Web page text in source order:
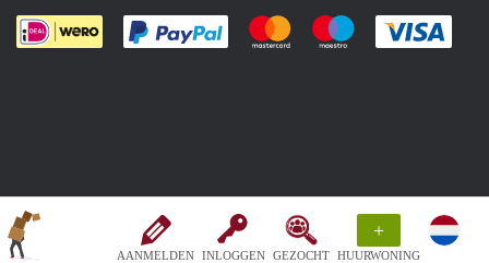
AANMELDEN INLOGGEN GEZOCHT
+
HUURWONING
Je rekent gemakkelijk af met Paypal
Je rekent gemakkelijk af met
Je rekent